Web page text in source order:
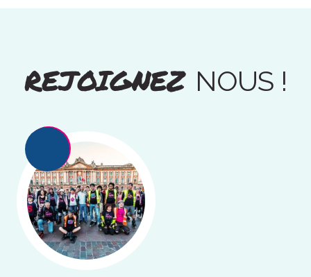
REJOIGNEZ NOUS !